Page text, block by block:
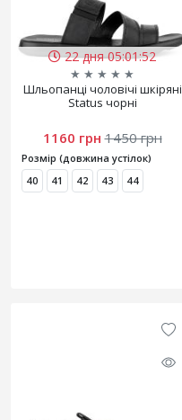
22 дня 05:01:50
★ ★ ★ ★ ★
Шльопанці чоловічі шкіряні
Status чорні
1160 грн 1450 грн
Розмір (довжина устілок)
40
41 42 43 44